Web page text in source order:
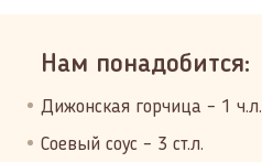
Нам понадобится:
Дижонская горчица – 1 ч.л.
Соевый соус – 3 ст.л.